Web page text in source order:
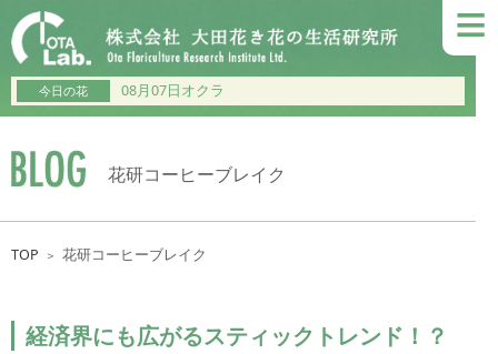
≡
今日の花 08月07日オクラ
花研コーヒーブレイク
TOP ＞ 花研コーヒーブレイク
経済界にも広がるスティックトレンド！？